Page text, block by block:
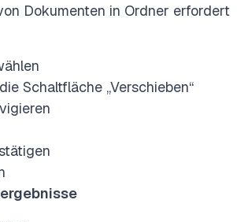
Dokumenten in Ordner erfordert
Schaltfläche „Verschieben“